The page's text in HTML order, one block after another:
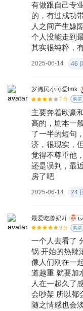
有做跟自己专
的，有过成功
人之间产生嫌
个人没能走到
其实很纯粹，
珍惜彼此，不
都会经历的，
还很长，坚守
己的人生不要
每一天！！！
2025-06-14 46
罗渽民小可爱lmk
7 分 购票
主要奔着欧豪
高的，剧本一
了一半的短句
济，很现实，
觉得不尊重他
还是误判，最
房了吧
2025-06-14 24
最爱吃兽奶zj
9 分 购票
一个人去看了
锅 开始的热辣
像人们刚在一
道越重 就要加
人在一起久了
会吵架 所以都
随之情感也会